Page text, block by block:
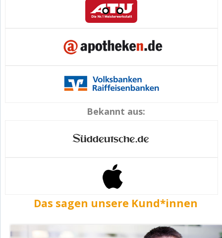
Bekannt aus:
Das sagen unsere Kund*innen